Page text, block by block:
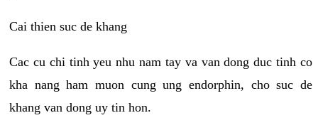
Cai thien suc de khang
Cac cu chi tinh yeu nhu nam tay va van dong duc tinh co
kha nang ham muon cung ung endorphin, cho suc de
khang van dong uy tin hon.